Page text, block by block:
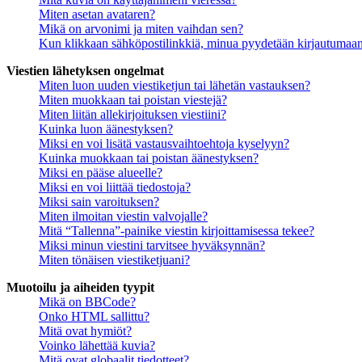
Miten asetan avataren?
Mikä on arvonimi ja miten vaihdan sen?
Kun klikkaan sähköpostilinkkiä, minua pyydetään
Viestien lähetyksen ongelmat
Miten luon uuden viestiketjun tai lähetän vastauksen?
Miten muokkaan tai poistan viestejä?
Miten liitän allekirjoituksen viestiini?
Kuinka luon äänestyksen?
Miksi en voi lisätä vastausvaihtoehtoja kyselyyn?
Kuinka muokkaan tai poistan äänestyksen?
Miksi en pääse alueelle?
Miksi en voi liittää tiedostoja?
Miksi sain varoituksen?
Miten ilmoitan viestin valvojalle?
Mitä “Tallenna”-painike viestin kirjoittamisessa tekee?
Miksi minun viestini tarvitsee hyväksynnän?
Miten tönäisen viestiketjuani?
Muotoilu ja aiheiden tyypit
Mikä on BBCode?
Onko HTML sallittu?
Mitä ovat hymiöt?
Voinko lähettää kuvia?